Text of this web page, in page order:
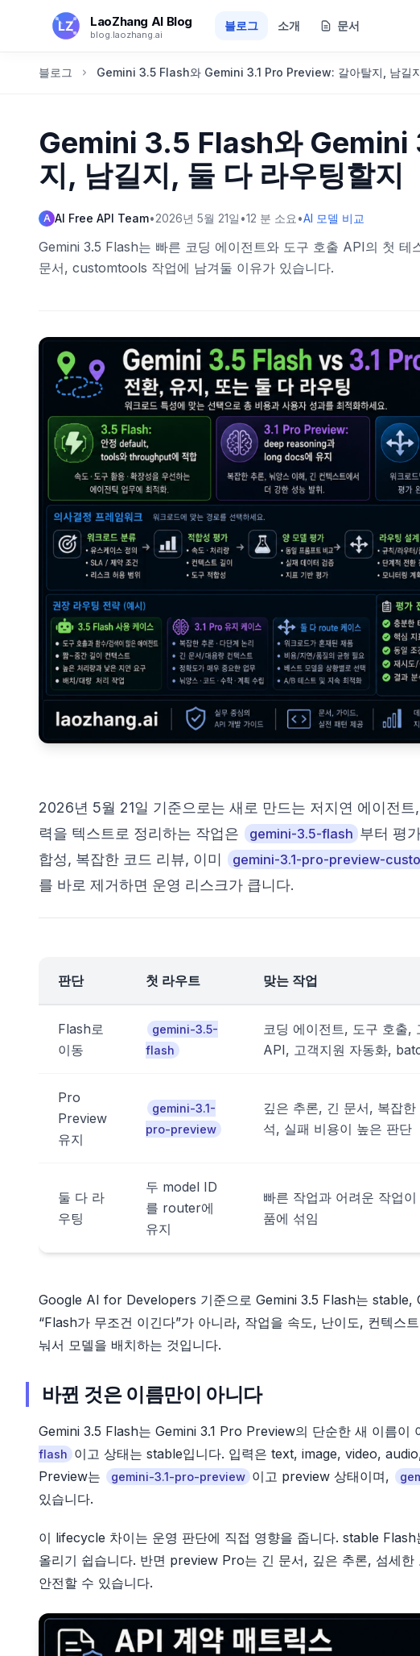
본문으로 건너뛰기
LaoZhang AI Blog
blog.laozhang.ai
블로그 소개 문서
블로그 Gemini 3.5 Flash와 Gemini 3.1 Pro Preview: 갈아탈지, 남길
Gemini 3.5 Flash와 Gemini
지, 남길지, 둘 다 라우팅할지
A AI Free API Team•2026년 5월 21일 •12 분 소요 •AI 모델 비교
Gemini 3.5 Flash는 빠른 코딩 에이전트와 도구 호출 API의 첫
문서, customtools 작업에 남겨둘 이유가 있습니다.
2026년 5월 21일 기준으로는 새로 만드는 저지연 에이전
력을 텍스트로 정리하는 작업은
gemini-3.5-flash 부터 평
합성, 복잡한 코드 리뷰, 이미
gemini-3.1-pro-preview-
를 바로 제거하면 운영 리스크가 큽니다.
판단 첫 라우트 맞는 작업
Flash로
이동
gemini-3.5-
flash
코딩 에이전트, 도구 호출,
API, 고객지원 자동화,
Pro
Preview
유지
gemini-3.1-
pro-preview
깊은 추론, 긴 문서, 복잡한
석, 실패 비용이 높은 판단
둘 다 라
우팅
두 model ID
를 router에
유지
빠른 작업과 어려운 작업이
품에 섞임
Google AI for Developers 기준으로 Gemini 3.5 Flash는 stable,
“Flash가 무조건 이긴다”가 아니라, 작업을 속도, 난이도, 컨텍
눠서 모델을 배치하는 것입니다.
바뀐 것은 이름만이 아니다
Gemini 3.5 Flash는 Gemini 3.1 Pro Preview의 단순한 새 이름이
flash 이고 상태는 stable입니다. 입력은 text, image, video,
Preview는
gemini-3.1-pro-preview 이고 preview 상태이며,
있습니다.
이 lifecycle 차이는 운영 판단에 직접 영향을 줍니다. stable
올리기 쉽습니다. 반면 preview Pro는 긴 문서, 깊은 추론, 섬세
안전할 수 있습니다.